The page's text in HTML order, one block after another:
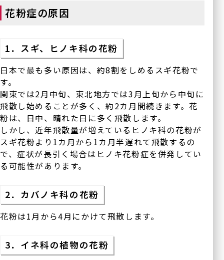
花粉症の原因
1．スギ、ヒノキ科の花粉
日本で最も多い原因は、約8割をしめるスギ花粉で
す。
関東では2月中旬、東北地方では3月上旬から中旬に
飛散し始めることが多く、約2カ月間続きます。花
粉は、日中、晴れた日に多く飛散します。
しかし、近年飛散量が増えているヒノキ科の花粉が
スギ花粉より1カ月から1カ月半遅れて飛散するの
で、症状が長引く場合はヒノキ花粉症を併発してい
る可能性があります。
2．カバノキ科の花粉
花粉は1月から4月にかけて飛散します。
3．イネ科の植物の花粉